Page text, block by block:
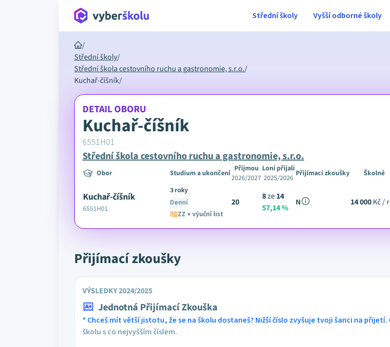
Střední školy Vyšší odborné školy
/
Střední školy/
Střední škola cestovního ruchu a gastronomie, s.r.o./
Kuchař-číšník/
DETAIL OBORU
Kuchař-číšník
6551H01
Střední škola cestovního ruchu a gastronomie, s.r.o.
Obor Studium a ukončení Přijmou
2026/2027
Loni přijali
2025/2026 Přijímací zkoušky Školné
Kuchař-číšník
6551H01
3 roky
Denní
ZZ + výuční list
20
8ze14
57,14 %
N 14 000Kč /
Přijímací zkoušky
VÝSLEDKY 2024/2025
Jednotná Přijímací Zkouška
* Chceš mít větší jistotu, že se na školu dostaneš? Nižší číslo zvyšuje tvoji šanci na přijetí.
školu s co nejvyšším číslem.